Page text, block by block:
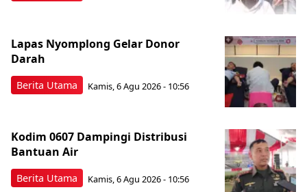
Berita Utama
Lapas Nyomplong Gelar Donor
Darah
Kamis, 6 Agu 2026 - 10:56
Berita Utama
Kodim 0607 Dampingi Distribusi
Bantuan Air
Kamis, 6 Agu 2026 - 10:56